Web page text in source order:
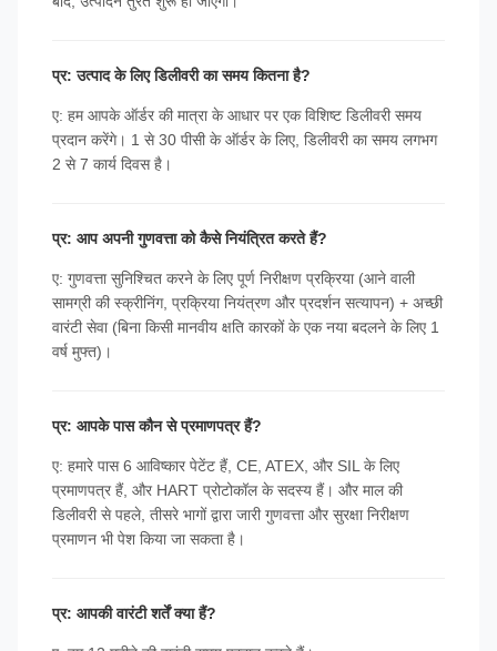
प्र: उत्पाद के लिए डिलीवरी का समय कितना है?
ए: हम आपके ऑर्डर की मात्रा के आधार पर एक विशिष्ट डिलीवरी समय
प्रदान करेंगे। 1 से 30 पीसी के ऑर्डर के लिए, डिलीवरी का समय लगभग
2 से 7 कार्य दिवस है।
प्र: आप अपनी गुणवत्ता को कैसे नियंत्रित करते हैं?
ए: गुणवत्ता सुनिश्चित करने के लिए पूर्ण निरीक्षण प्रक्रिया (आने वाली
सामग्री की स्क्रीनिंग, प्रक्रिया नियंत्रण और प्रदर्शन सत्यापन) + अच्छी
वारंटी सेवा (बिना किसी मानवीय क्षति कारकों के एक नया बदलने के लिए 1
वर्ष मुफ्त)।
प्र: आपके पास कौन से प्रमाणपत्र हैं?
ए: हमारे पास 6 आविष्कार पेटेंट हैं, CE, ATEX, और SIL के लिए
प्रमाणपत्र हैं, और HART प्रोटोकॉल के सदस्य हैं। और माल की
डिलीवरी से पहले, तीसरे भागों द्वारा जारी गुणवत्ता और सुरक्षा निरीक्षण
प्रमाणन भी पेश किया जा सकता है।
प्र: आपकी वारंटी शर्तें क्या हैं?